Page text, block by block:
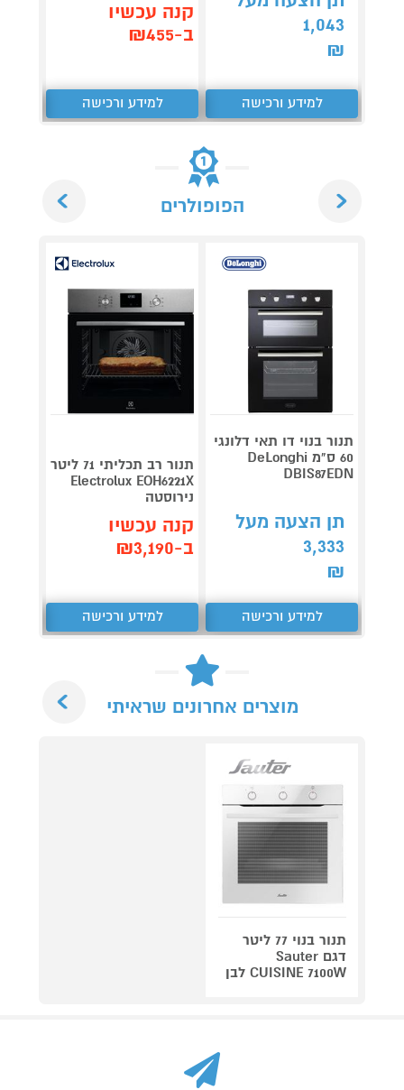
1,043
₪
למידע ורכישה
קנה עכשיו
ב-₪455
למידע ורכישה
הפופולרים
תנור בנוי דו תאי דלונגי
60 ס"מ DeLonghi
DBIS87EDN
תן הצעה מעל
3,333
₪
למידע ורכישה
תנור רב תכליתי 71 ליטר
Electrolux EOH6221X
נירוסטה
קנה עכשיו
ב-₪3,190
למידע ורכישה
מוצרים אחרונים שראיתי
תנור בנוי 77 ליטר
דגם Sauter
CUISINE 7100W לבן